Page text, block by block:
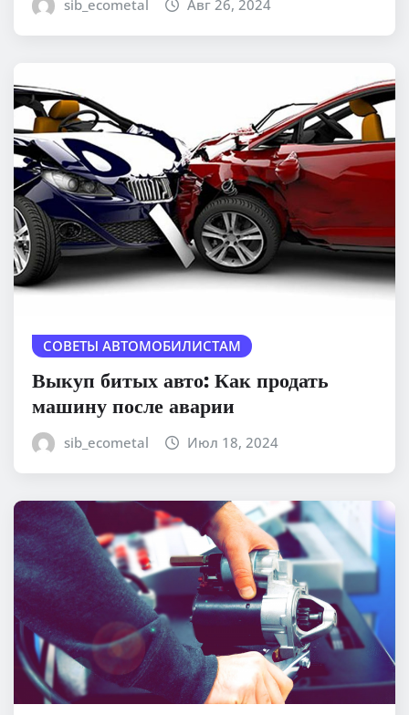
sib_ecometal Авг 26, 2024
СОВЕТЫ АВТОМОБИЛИСТАМ
Выкуп битых авто: Как продать
машину после аварии
sib_ecometal Июл 18, 2024